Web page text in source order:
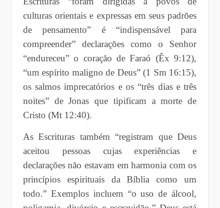
culturas orientais e expressas em seus padrões
de pensamento” é “indispensável para
compreender” declarações como o Senhor
“endureceu” o coração de Faraó (Êx 9:12),
“um espírito maligno de Deus” (1 Sm 16:15),
os salmos imprecatórios e os “três dias e três
noites” de Jonas que tipificam a morte de
Cristo (Mt 12:40).
As Escrituras também “registram que Deus
aceitou pessoas cujas experiências e
declarações não estavam em harmonia com os
princípios espirituais da Bíblia como um
todo.” Exemplos incluem “o uso de álcool,